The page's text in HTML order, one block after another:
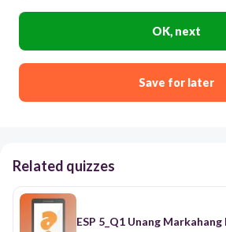
OK, next
Save for later
Related quizzes
ESP 5_Q1 Unang